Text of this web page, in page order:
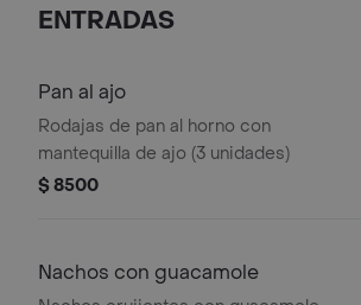
ENTRADAS
Pan al ajo
Rodajas de pan al horno con
mantequilla de ajo (3 unidades)
$ 8500
Nachos con guacamole